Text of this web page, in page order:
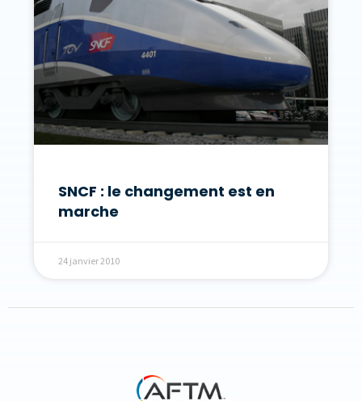
SNCF : le changement est en
marche
24 janvier 2010